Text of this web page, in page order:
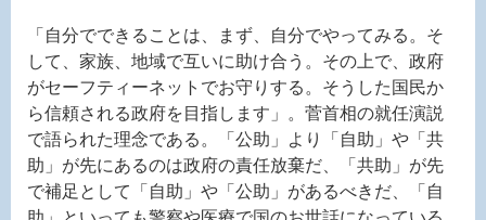
「自分でできることは、まず、自分でやってみる。そ
して、家族、地域で互いに助け合う。その上で、政府
がセーフティーネットでお守りする。そうした国民か
ら信頼される政府を目指します」。菅首相の就任演説
で語られた理念である。「公助」より「自助」や「共
助」が先にあるのは政府の責任放棄だ、「共助」が先
で補足として「自助」や「公助」があるべきだ、「自